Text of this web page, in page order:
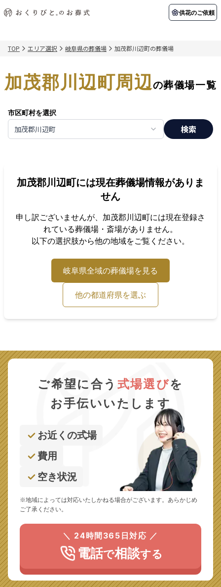
供花のご依頼
初めての方へ 納棺の儀とは？
アフターサポート
会社概要 店舗用地募集
関東エリア
千葉県
北海道エリア
ご葬儀事例 お客様の声
葬儀の知識 供花のご依頼
TOP エリア選択 岐阜県の葬儀場 加茂郡川辺町の葬儀場
加茂郡川辺町周辺の葬儀場一覧
市区町村を選択
加茂郡川辺町 検索
加茂郡川辺町には現在葬儀場情報がありま
せん
申し訳ございませんが、 加茂郡川辺町には現在登録さ
れている葬儀場・斎場がありません。
以下の選択肢から他の地域をご覧ください。
岐阜県全域の葬儀場を見る
他の都道府県を選ぶ
ご希望に合う 式場選びを
お手伝いいたします
お近くの式場
費用
空き状況
※地域によっては対応いたしかねる場合がございます。あらかじめ
ご了承ください。
＼ 24時間365日対応 ／
電話で相談する